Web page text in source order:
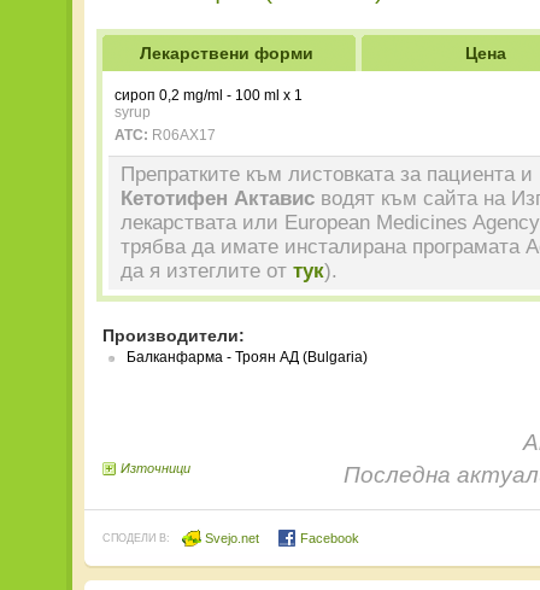
Лекарствени форми Цена
сироп 0,2 mg/ml - 100 ml x 1
syrup
ATC: R06AX17
Препратките към листовката за пациента и
Кетотифен Актавис водят към сайта на
лекарствата или European Medicines
трябва да имате инсталирана програмата
да я изтеглите от тук).
Производители:
Балканфарма - Троян АД (Bulgaria)
Последна
Източници
СПОДЕЛИ В: Svejo.net Facebook